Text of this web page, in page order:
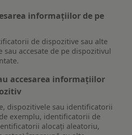
informațiilor de pe
de dispozitive sau alte
accesate de pe dispozitivul
accesarea informațiilor
dispozitivele sau identificatorii
exemplu, identificatorii de
alocați aleatoriu,